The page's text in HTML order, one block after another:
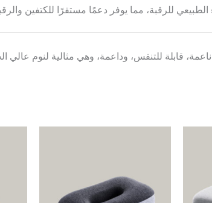
الطبيعي للرقبة، مما يوفر دعمًا مستقرًا للكتفين
قابلة للتنفس، وداعمة، وهي مثالية لنوم